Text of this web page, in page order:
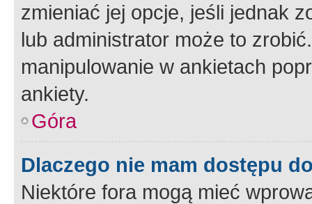
zmieniać jej opcje, jeśli jednak
lub administrator może to
manipulowanie w ankietach
ankiety.
Góra
Dlaczego nie mam dostępu
Niektóre fora mogą mieć